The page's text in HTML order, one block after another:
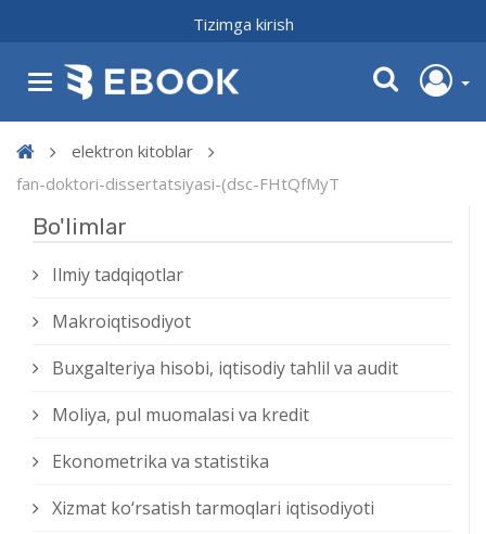
Tizimga kirish
elektron kitoblar
fan-doktori-dissertatsiyasi-(dsc-FHtQfMyT
Bo'limlar
Ilmiy tadqiqotlar
Makroiqtisodiyot
Buxgalteriya hisobi, iqtisodiy tahlil va audit
Moliya, pul muomalasi va kredit
Ekonometrika va statistika
Xizmat kо‘rsatish tarmoqlari iqtisodiyoti